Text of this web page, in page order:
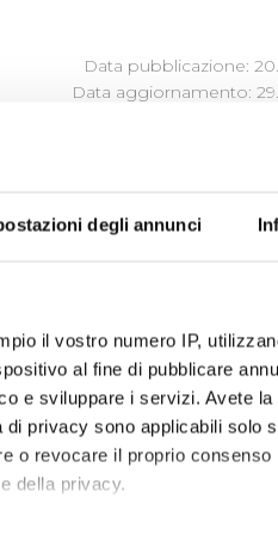
degli annunci
il vostro numero IP,
al fine di pubblicare
e sviluppare i servizi. Avete
privacy sono applicabili solo
o revocare il proprio
della privacy.
Data pubblicazione:
Data aggiornamento:
E
PER OGNI
2020 - 2024(visualizza